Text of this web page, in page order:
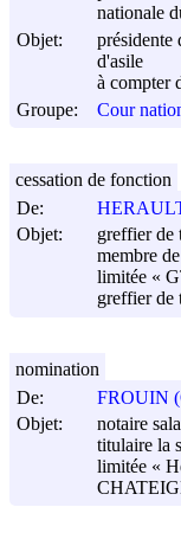
nationale
Objet:
présidente
d'asile
à compter
Groupe:
Cour
De:
Objet:
greffier de
membre
limitée «
greffier de
cessation de fonction
De:
FROUIN
Objet:
notaire
titulaire la
limitée «
nomination